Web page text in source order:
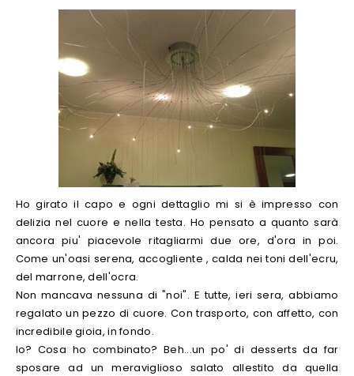
Ho girato il capo e ogni dettaglio mi si è impresso con
delizia nel cuore e nella testa. Ho pensato a quanto sarà
ancora piu' piacevole ritagliarmi due ore, d'ora in poi.
Come un'oasi serena, accogliente , calda nei toni dell'ecru,
del marrone, dell'ocra.
Non mancava nessuna di "noi". E tutte, ieri sera, abbiamo
regalato un pezzo di cuore. Con trasporto, con affetto, con
incredibile gioia, in fondo.
Io? Cosa ho combinato? Beh...un po' di desserts da far
sposare ad un meraviglioso salato allestito da quella